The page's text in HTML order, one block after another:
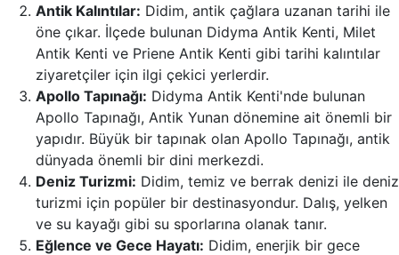
Antik Kalıntılar: Didim, antik çağlara uzanan tarihi ile
öne çıkar. İlçede bulunan Didyma Antik Kenti, Milet
Antik Kenti ve Priene Antik Kenti gibi tarihi kalıntılar
ziyaretçiler için ilgi çekici yerlerdir.
Apollo Tapınağı: Didyma Antik Kenti'nde bulunan
Apollo Tapınağı, Antik Yunan dönemine ait önemli bir
yapıdır. Büyük bir tapınak olan Apollo Tapınağı, antik
dünyada önemli bir dini merkezdi.
Deniz Turizmi: Didim, temiz ve berrak denizi ile deniz
turizmi için popüler bir destinasyondur. Dalış, yelken
ve su kayağı gibi su sporlarına olanak tanır.
Eğlence ve Gece Hayatı: Didim, enerjik bir gece